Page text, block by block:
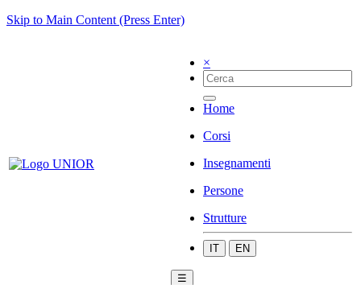
Skip to Main Content (Press Enter)
×
Home
Corsi
Insegnamenti
Persone
Strutture
IT EN
☰